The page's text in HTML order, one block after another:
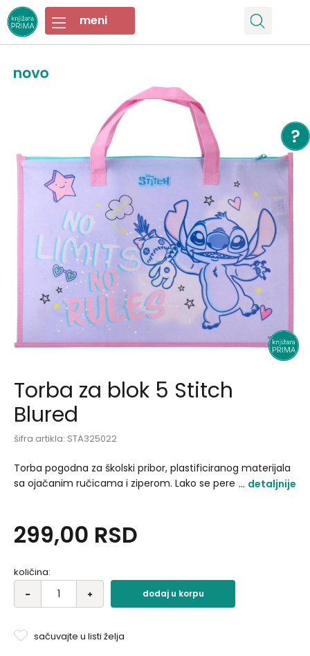
Torba za blok 5 Stitch
Blured
šifra artikla: STA325022
Torba pogodna za školski pribor, plastificiranog materijala
sa ojačanim ručicama i ziperom. Lako se pere i detaljnije
299,00 RSD
količina:
dodaj u korpu
sačuvajte u listi želja